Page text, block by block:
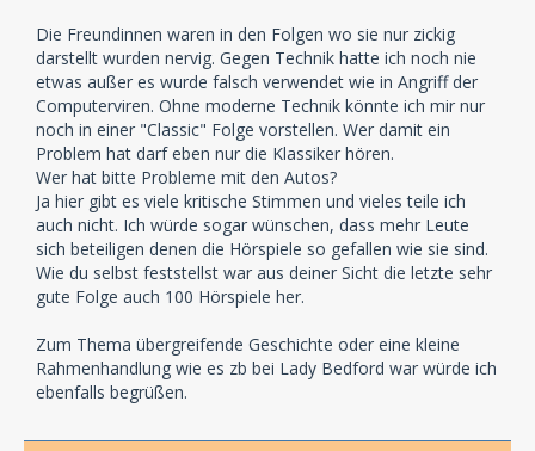
Die Freundinnen waren in den Folgen wo sie nur zickig
darstellt wurden nervig. Gegen Technik hatte ich noch nie
etwas außer es wurde falsch verwendet wie in Angriff der
Computerviren. Ohne moderne Technik könnte ich mir nur
noch in einer "Classic" Folge vorstellen. Wer damit ein
Problem hat darf eben nur die Klassiker hören.
Wer hat bitte Probleme mit den Autos?
Ja hier gibt es viele kritische Stimmen und vieles teile ich
auch nicht. Ich würde sogar wünschen, dass mehr Leute
sich beteiligen denen die Hörspiele so gefallen wie sie sind.
Wie du selbst feststellst war aus deiner Sicht die letzte sehr
gute Folge auch 100 Hörspiele her.
Zum Thema übergreifende Geschichte oder eine kleine
Rahmenhandlung wie es zb bei Lady Bedford war würde ich
ebenfalls begrüßen.